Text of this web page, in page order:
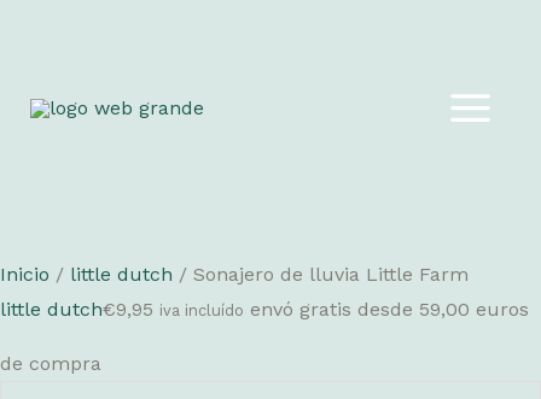
MAIN
Inicio / little dutch / Sonajero de lluvia Little Farm
little dutch€9,95 iva incluído envó gratis desde 59,00 euros
de compra